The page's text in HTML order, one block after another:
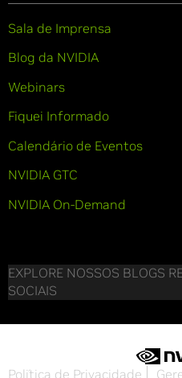
Sala de Imprensa
Blog da NVIDIA
Webinars
Fiquei Informado
Calendário de Eventos
NVIDIA GTC
NVIDIA On-Demand
EXPLORE NOSSOS BLOGS
SOCIAIS
Política de Privacidade